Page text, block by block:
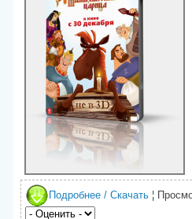
Подробнее / Скачать ¦